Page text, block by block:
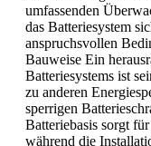
umfassenden
das Batteriesystem
anspruchsvollen
Bauweise Ein
Batteriesystems ist
zu anderen
sperrigen
Batteriebasis sorgt
während die